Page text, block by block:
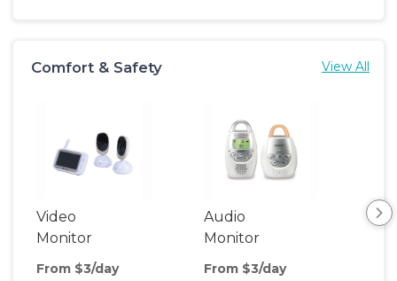
Comfort & Safety View All
Video
Monitor
From $3/day
Audio
Monitor
From $3/day